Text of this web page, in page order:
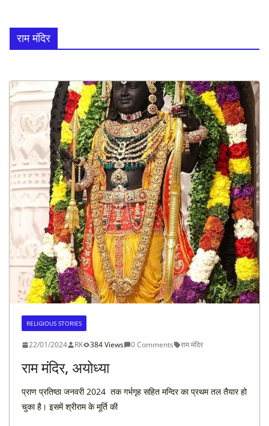
राम मंदिर
RELIGIOUS STORIES
22/01/2024 RK 384 Views 0 Comments राम मंदिर
राम मंदिर, अयोध्या
प्राण प्रतिष्ठा जनवरी 2024 तक गर्भगृह सहित मन्दिर का प्रथम तल तैयार हो
चुका है। इसमें श्रीराम के मूर्ति की